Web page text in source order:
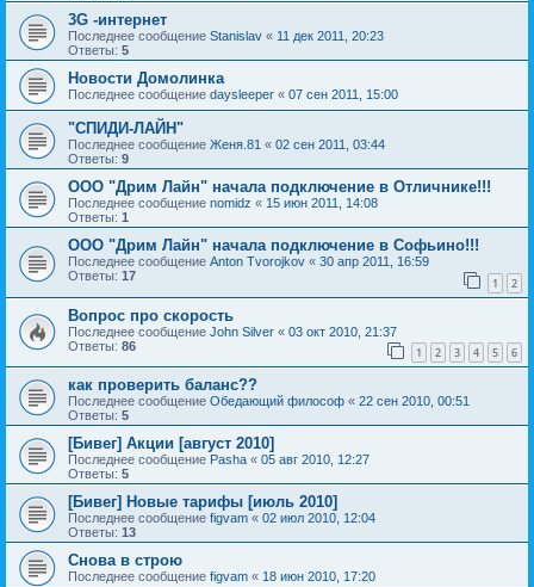
3G -интернет
Последнее сообщение Stanislav « 11 дек 2011, 20:23
Ответы: 5
Новости Домолинка
Последнее сообщение daysleeper « 07 сен 2011, 15:00
"СПИДИ-ЛАЙН"
Последнее сообщение Женя.81 « 02 сен 2011, 03:44
Ответы: 9
ООО "Дрим Лайн" начала подключение в Отличнике!!!
Последнее сообщение nomidz « 15 июн 2011, 14:08
Ответы: 1
ООО "Дрим Лайн" начала подключение в Софьино!!!
Последнее сообщение Anton Tvorojkov « 30 апр 2011, 16:59
Ответы: 17 1 2
Вопрос про скорость
Последнее сообщение John Silver « 03 окт 2010, 21:37
Ответы: 86 1 2 3 4 5 6
как проверить баланс??
Последнее сообщение Обедающий философ « 22 сен 2010, 00:51
Ответы: 5
[Бивег] Акции [август 2010]
Последнее сообщение Pasha « 05 авг 2010, 12:27
Ответы: 5
[Бивег] Новые тарифы [июль 2010]
Последнее сообщение figvam « 02 июл 2010, 12:04
Ответы: 13
Снова в строю
Последнее сообщение figvam « 18 июн 2010, 17:20